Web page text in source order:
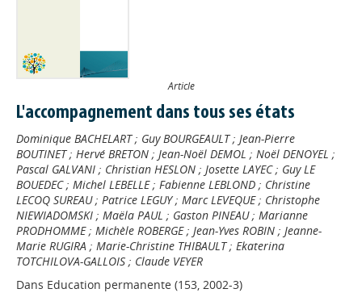
Article
L'accompagnement dans tous ses états
Dominique BACHELART; Guy BOURGEAULT; Jean-Pierre
BOUTINET; Hervé BRETON ; Jean-Noël DEMOL ; Noël DENOYEL ;
Pascal GALVANI ; Christian HESLON ; Josette LAYEC; Guy LE
BOUEDEC; Michel LEBELLE; Fabienne LEBLOND ; Christine
LECOQ SUREAU; Patrice LEGUY; Marc LEVEQUE; Christophe
NIEWIADOMSKI ; Maëla PAUL ; Gaston PINEAU; Marianne
PRODHOMME; Michèle ROBERGE; Jean-Yves ROBIN ; Jeanne-
Marie RUGIRA ; Marie-Christine THIBAULT; Ekaterina
TOTCHILOVA-GALLOIS ; Claude VEYER
Dans Education permanente (153, 2002-3)